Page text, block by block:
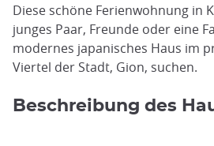
Diese schöne Ferienwohnung in
junges Paar, Freunde oder eine
modernes japanisches Haus im
Viertel der Stadt, Gion, suchen.
Beschreibung des